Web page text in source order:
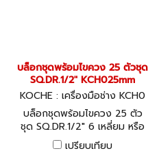
บล็อกชุดพร้อมไขควง 25 ตัวชุด
SQ.DR.1/2" KCH025mm
KOCHE : เครื่องมือช่าง KCH0
25mm
บล็อกชุดพร้อมไขควง 25 ตัว
ชุด SQ.DR.1/2" 6 เหลี่ยม หรือ
12 เหลี่ยม รุ่น KCH025mm
เปรียบเทียบ